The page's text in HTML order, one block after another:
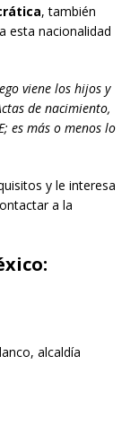
, también
esta nacionalidad
viene los hijos y
de nacimiento,
es más o menos lo
y le interesa
a la
alcaldía